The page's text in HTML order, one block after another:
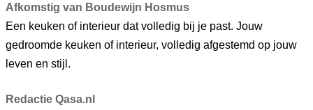
Afkomstig van Boudewijn Hosmus
Een keuken of interieur dat volledig bij je past. Jouw
gedroomde keuken of interieur, volledig afgestemd op jouw
leven en stijl.
Redactie Qasa.nl